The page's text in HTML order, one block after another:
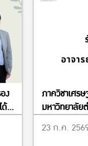
ง
ภาควิชาเศร
มหาวิทยาลัย
เศรษฐศาสต
วันที่ 13 พฤศ
23 ก.ค.